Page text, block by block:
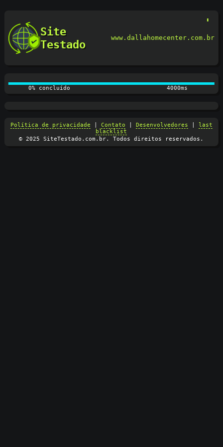
Site
Testado
www.dallahomecenter.com.br
0% concluído 4100ms
Política de privacidade Contato Desenvolvedores
last
blacklist
© 2025 SiteTestado.com.br. Todos direitos reservados.